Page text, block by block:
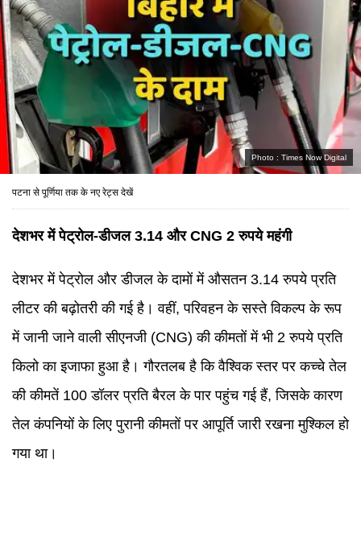
Photo : Times Now Digital
पटना से पूर्णिया तक के नए रेट्स देखें
देशभर में पेट्रोल-डीजल 3.14 और CNG 2 रुपये महंगी
देशभर में पेट्रोल और डीजल के दामों में औसतन 3.14 रुपये प्रति
लीटर की बढ़ोतरी की गई है। वहीं, परिवहन के सस्ते विकल्प के रूप
में जानी जाने वाली सीएनजी (CNG) की कीमतों में भी 2 रुपये प्रति
किलो का इजाफा हुआ है। गौरतलब है कि वैश्विक स्तर पर कच्चे तेल
की कीमतें 100 डॉलर प्रति बैरल के पार पहुंच गई हैं, जिसके कारण
तेल कंपनियों के लिए पुरानी कीमतों पर आपूर्ति जारी रखना मुश्किल हो
गया था।